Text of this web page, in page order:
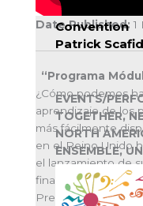
Date Published: 1
“Programa
¿Cómo podemos
aprendizaje de los
más fácilmente
en el Reino Unido
el lanzamiento de
finalista como
Premios de
Anniversary
Convention
Patrick
EVENTS/
TOGETHER,
NORTH
ENSEMBLE,